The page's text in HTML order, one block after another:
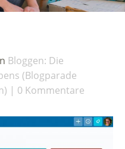
Bloggen: Die
(Blogparade
0 Kommentare